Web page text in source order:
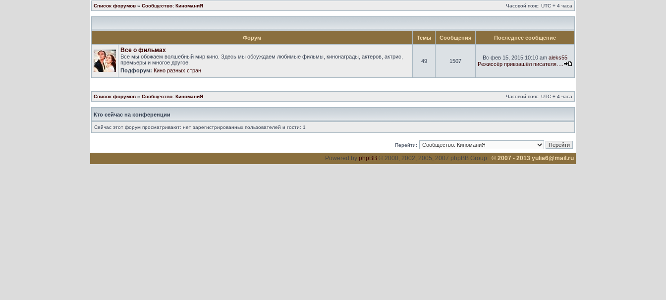
Список форумов » Сообщество: КиноманиЯ Часовой пояс: UTC + 4 часа
Форум Темы Сообщения Последнее сообщение
Все о фильмах
Все мы обожаем волшебный мир кино. Здесь мы обсуждаем любимые фильмы, кинонаграды, актеров, актрис,
премьеры и многое другое.
Подфорум: Кино разных стран
49 1507
Вс фев 15, 2015 10:10 am aleks55
Режиссёр привзашёл писателя….
Список форумов » Сообщество: КиноманиЯ Часовой пояс: UTC + 4 часа
Кто сейчас на конференции
Сейчас этот форум просматривают: нет зарегистрированных пользователей и гости: 1
Перейти:
Powered by phpBB © 2000, 2002, 2005, 2007 phpBB Group © 2007 - 2013 yulia6@mail.ru